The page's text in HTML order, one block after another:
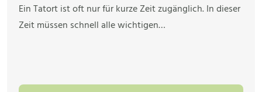
Ein Tatort ist oft nur für kurze Zeit zugänglich. In dieser
Zeit müssen schnell alle wichtigen…